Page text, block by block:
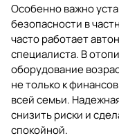
Особенно важно
безопасности в
часто работает
специалиста. В
оборудование
не только к
всей семьи.
снизить риски и
спокойной.